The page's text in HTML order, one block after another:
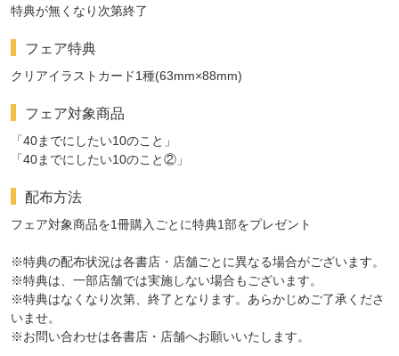
特典が無くなり次第終了
フェア特典
クリアイラストカード1種(63mm×88mm)
フェア対象商品
「40までにしたい10のこと」
「40までにしたい10のこと②」
配布方法
フェア対象商品を1冊購入ごとに特典1部をプレゼント
※特典の配布状況は各書店・店舗ごとに異なる場合がございます。
※特典は、一部店舗では実施しない場合もございます。
※特典はなくなり次第、終了となります。あらかじめご了承くださ
いませ。
※お問い合わせは各書店・店舗へお願いいたします。